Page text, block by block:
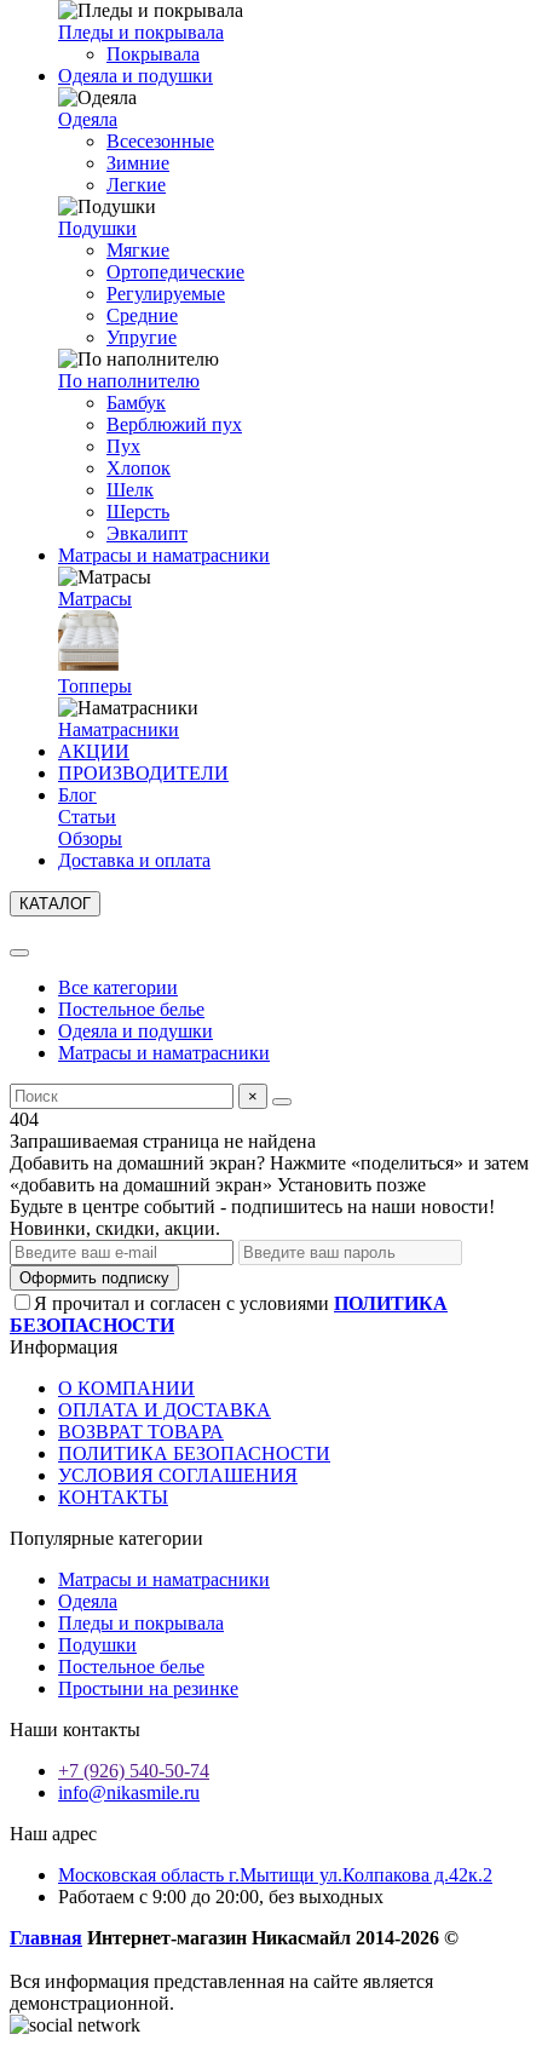
Пледы и покрывала
Покрывала
Одеяла и подушки
Одеяла
Всесезонные
Зимние
Легкие
Подушки
Мягкие
Ортопедические
Регулируемые
Средние
Упругие
По наполнителю
Бамбук
Верблюжий пух
Пух
Хлопок
Шелк
Шерсть
Эвкалипт
Матрасы и наматрасники
Матрасы
Топперы
Наматрасники
АКЦИИ
ПРОИЗВОДИТЕЛИ
Блог
Статьи
Обзоры
Доставка и оплата
КАТАЛОГ
Все категории
Постельное белье
Одеяла и подушки
Матрасы и наматрасники
×
404
Запрашиваемая страница не найдена
Добавить на домашний экран? Нажмите «поделиться» и затем
«добавить на домашний экран» Установить позже
Будьте в центре событий - подпишитесь на наши новости!
Новинки, скидки, акции.
Оформить подписку
Я прочитал и согласен с условиями ПОЛИТИКА
БЕЗОПАСНОСТИ
Информация
О КОМПАНИИ
ОПЛАТА И ДОСТАВКА
ВОЗВРАТ ТОВАРА
ПОЛИТИКА БЕЗОПАСНОСТИ
УСЛОВИЯ СОГЛАШЕНИЯ
КОНТАКТЫ
Популярные категории
Матрасы и наматрасники
Одеяла
Пледы и покрывала
Подушки
Постельное белье
Простыни на резинке
Наши контакты
+7 (926) 540-50-74
info@nikasmile.ru
Наш адрес
Московская область г.Мытищи ул.Колпакова д.42к.2
Работаем с 9:00 до 20:00, без выходных
Главная Интернет-магазин Никасмайл 2014-2026 ©
Вся информация представленная на сайте является
демонстрационной.